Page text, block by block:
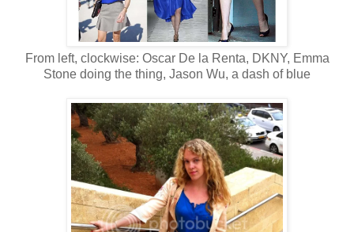
From left, clockwise: Oscar De la Renta, DKNY, Emma
Stone doing the thing, Jason Wu, a dash of blue